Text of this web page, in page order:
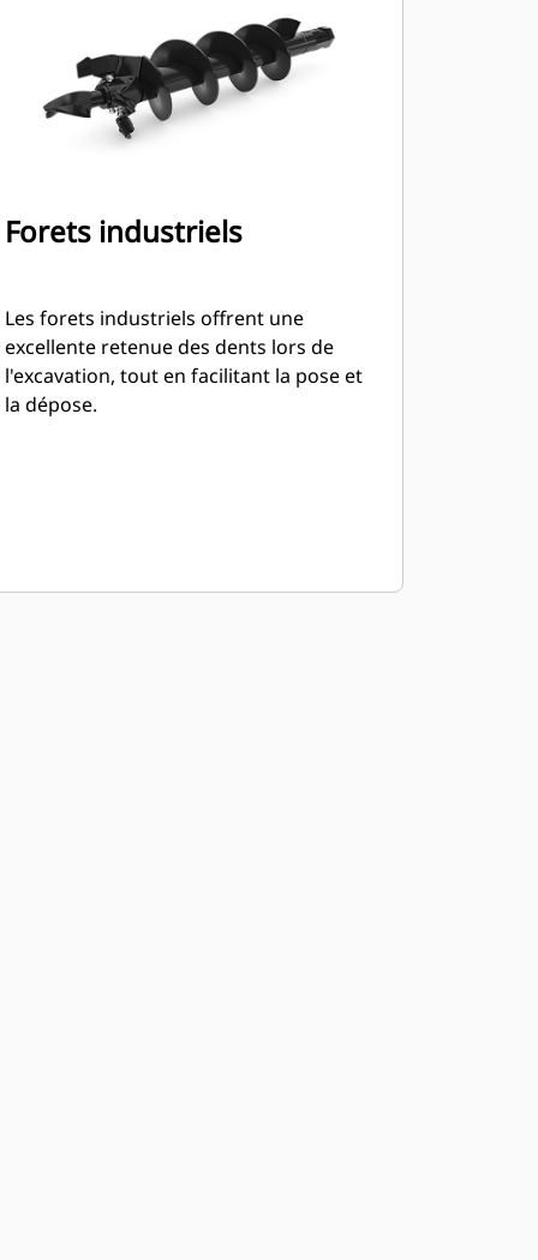
Forets industriels
Les forets industriels offrent une
excellente retenue des dents lors de
l'excavation, tout en facilitant la pose et
la dépose.